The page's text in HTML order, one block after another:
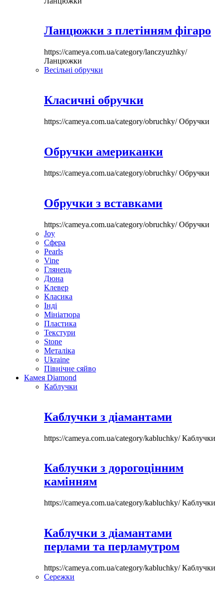
Ланцюжки з плетінням фігаро
https://cameya.com.ua/category/lanczyuzhky/
Ланцюжки
Весільні обручки
Класичні обручки
https://cameya.com.ua/category/obruchky/Обручки
Обручки американки
https://cameya.com.ua/category/obruchky/Обручки
Обручки з вставками
https://cameya.com.ua/category/obruchky/Обручки
Joy
Сфера
Pearls
Vine
Глянець
Дюна
Клевер
Класика
Інді
Мініатюра
Пластика
Текстури
Stone
Металіка
Ukraine
Північне сяйво
Камея Diamond
Каблучки
Каблучки з діамантами
https://cameya.com.ua/category/kabluchky/Каблучки
Каблучки з дорогоцінним
камінням
https://cameya.com.ua/category/kabluchky/Каблучки
Каблучки з діамантами
перлами та перламутром
https://cameya.com.ua/category/kabluchky/Каблучки
Сережки